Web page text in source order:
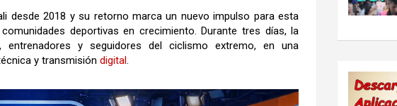
desde 2018 y su retorno marca un nuevo impulso para esta
deportivas en crecimiento. Durante tres días, la
y seguidores del ciclismo extremo, en una
y transmisión digital.